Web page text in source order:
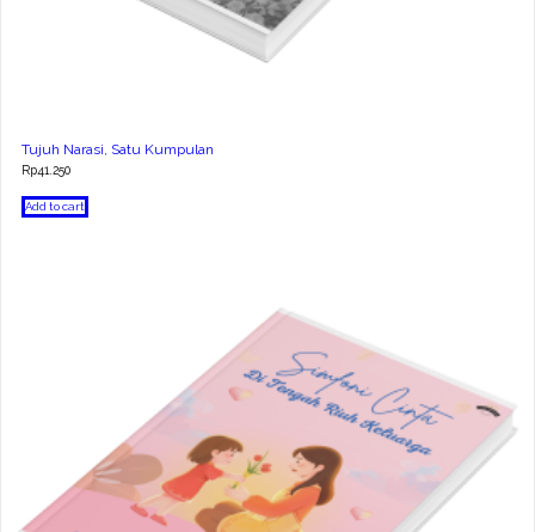
Tujuh Narasi, Satu Kumpulan
Rp41.250
Add to cart